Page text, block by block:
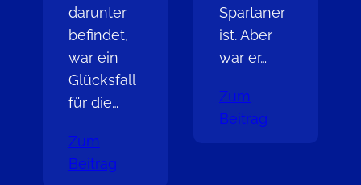
darunter
befindet,
war ein
Glücksfall
für die…
Zum
Beitrag
Spartaner
ist. Aber
war er…
Zum
Beitrag